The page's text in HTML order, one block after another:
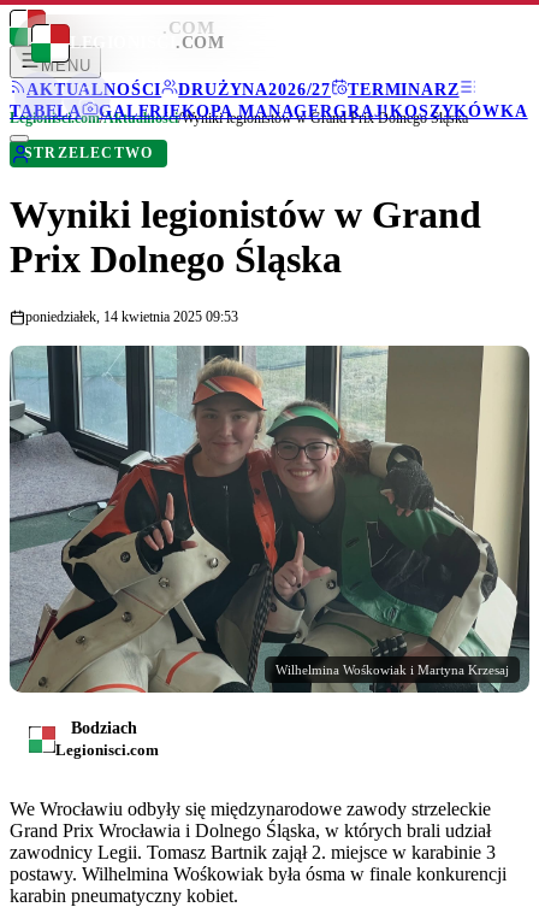
LEGIONISCI .COM
MENU
AKTUALNOŚCI
DRUŻYNA2026/27
TERMINARZ
TABELA
GALERIEKOPA MANAGERGRAJ!KOSZYKÓWKA
LEGIONISCI .COM
Legionisci.com/Aktualności/Wyniki legionistów w Grand Prix Dolnego Śląska
STRZELECTWO
Wyniki legionistów w Grand
Prix Dolnego Śląska
poniedziałek, 14 kwietnia 2025 09:53
Wilhelmina Wośkowiak i Martyna Krzesaj
Bodziach
Legionisci.com
We Wrocławiu odbyły się międzynarodowe zawody strzeleckie
Grand Prix Wrocławia i Dolnego Śląska, w których brali udział
zawodnicy Legii. Tomasz Bartnik zajął 2. miejsce w karabinie 3
postawy. Wilhelmina Wośkowiak była ósma w finale konkurencji
karabin pneumatyczny kobiet.